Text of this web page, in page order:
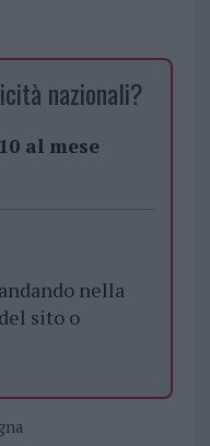
nazionali?
al mese
nella
sito o